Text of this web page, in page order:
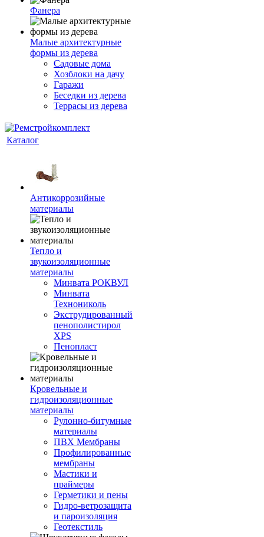
Фанера
Малые архитектурные
формы из дерева
Садовые дома
Хозблоки на дачу
Гаражи
Беседки из дерева
Террасы из дерева
Каталог
Антикоррозийные
материалы
Тепло и
звукоизоляционные
материалы
Минвата РОКВУЛ
Минвата
Технониколь
Экструдированный
пенополистирол
XPS
Пенопласт
Кровельные и
гидроизоляционные
материалы
Рулонно-битумные
материалы
ПВХ Мембраны
Профилированные
мембраны
Мастики и
праймеры
Герметики и пены
Гидро-ветрозащита
и пароизоляция
Геотекстиль